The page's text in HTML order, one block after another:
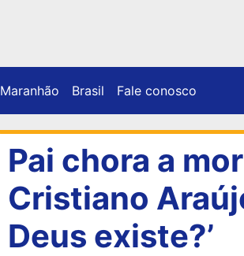
Maranhão Brasil Fale conosco
Pai chora a
Cristiano
Deus existe?’